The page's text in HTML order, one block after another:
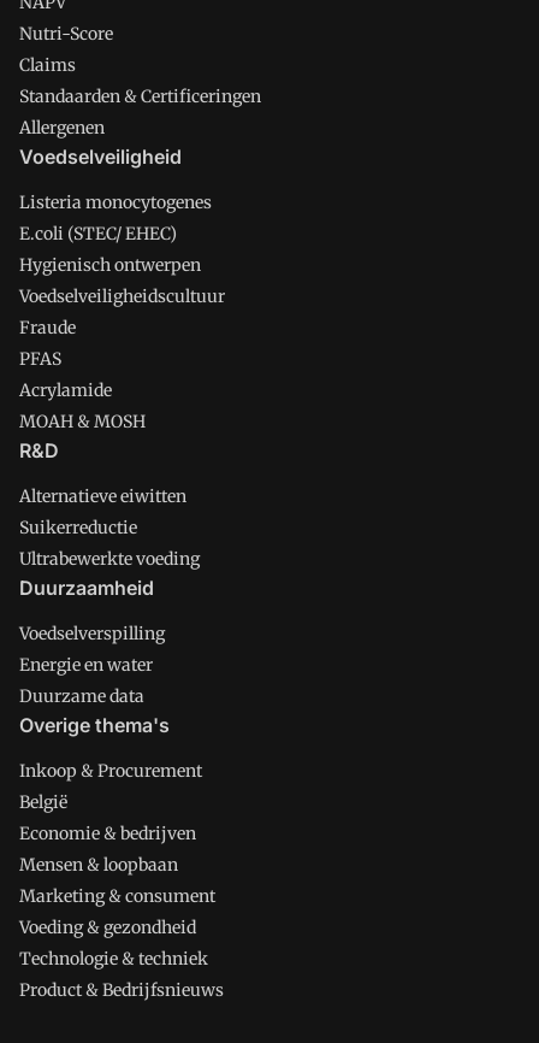
Nutri-Score
Claims
Standaarden & Certificeringen
Allergenen
Voedselveiligheid
Listeria monocytogenes
E.coli (STEC/ EHEC)
Hygienisch ontwerpen
Voedselveiligheidscultuur
Fraude
PFAS
Acrylamide
MOAH & MOSH
R&D
Alternatieve eiwitten
Suikerreductie
Ultrabewerkte voeding
Duurzaamheid
Voedselverspilling
Energie en water
Duurzame data
Overige thema's
Inkoop & Procurement
België
Economie & bedrijven
Mensen & loopbaan
Marketing & consument
Voeding & gezondheid
Technologie & techniek
Product & Bedrijfsnieuws